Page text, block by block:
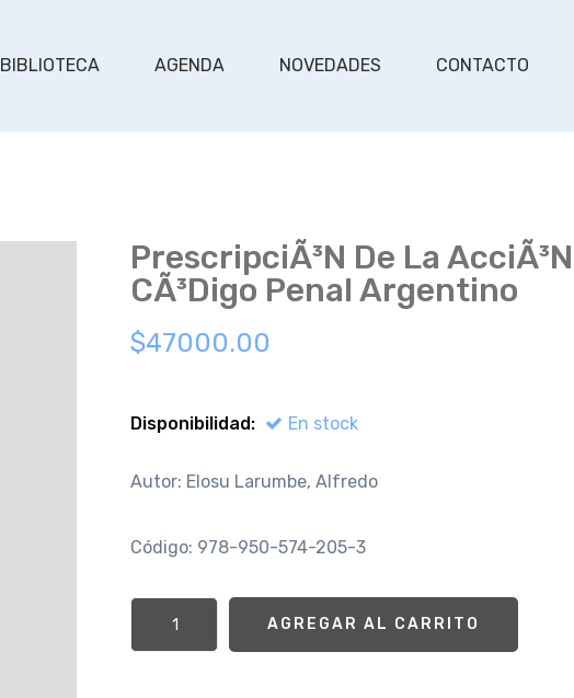
BIBLIOTECA AGENDA NOVEDADES CONTACTO
PrescripciÃ³n De La
CÃ³digo Penal Argentino
$47000.00
Disponibilidad: En stock
Autor: Elosu Larumbe, Alfredo
Código: 978-950-574-205-3
AGREGAR AL CARRITO